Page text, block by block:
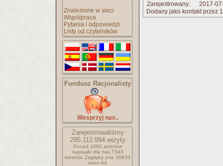
Znalezione w sieci
Współpraca
Pytania i odpowiedzi
Listy od czytelników
Fundusz Racjonalisty
Wesprzyj nas..
Zarejestrowaliśmy
295.112.994wizyty
Ponad 1062 autorów
napisało dla nas 7343
tekstów. Zajęłyby one 28930
stron A4
Zarejestrowany:
2017-
Dodany jako kontakt przez